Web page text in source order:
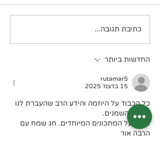
לזניית זוקיני קטוגנית
כתיבת תגובה...
החדשות ביותר
rutamar5
15 בדצמ׳ 2025
כל הכבוד על היוזמה והידע הרב שהעברת לנו
בנושא השמנים.
חן חן על המתכונים המיוחדים. חג שמח עם
הרבה אור